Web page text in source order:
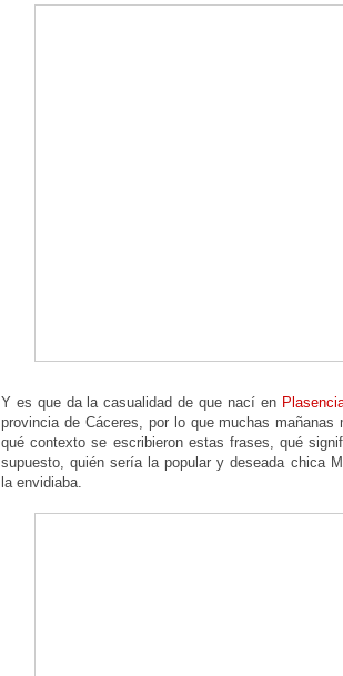
Y es que da la casualidad de que nací en
provincia de Cáceres, por lo que muchas mañanas
qué contexto se escribieron estas frases, qué
supuesto, quién sería la popular y deseada chica
la envidiaba.